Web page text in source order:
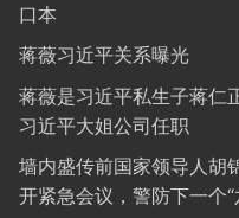
口本
蒋薇习近平关系曝光
蒋薇是习近平私生子蒋仁
习近平大姐公司任职
墙内盛传前国家领导人胡
开紧急会议，警防下一个“